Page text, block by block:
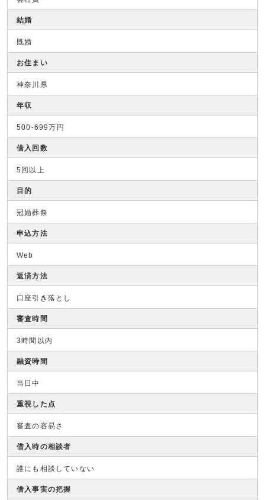
結婚
既婚
お住まい
神奈川県
年収
500-699万円
借入回数
5回以上
目的
冠婚葬祭
申込方法
Web
返済方法
口座引き落とし
審査時間
3時間以内
融資時間
当日中
重視した点
審査の容易さ
借入時の相談者
誰にも相談していない
借入事実の把握